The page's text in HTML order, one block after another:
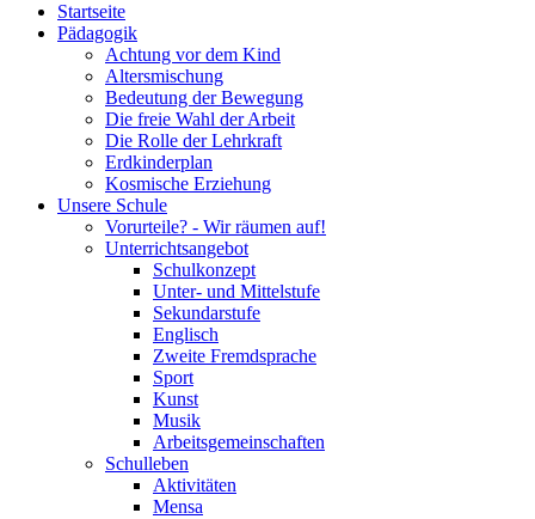
Startseite
Pädagogik
Achtung vor dem Kind
Altersmischung
Bedeutung der Bewegung
Die freie Wahl der Arbeit
Die Rolle der Lehrkraft
Erdkinderplan
Kosmische Erziehung
Unsere Schule
Vorurteile? - Wir räumen auf!
Unterrichtsangebot
Schulkonzept
Unter- und Mittelstufe
Sekundarstufe
Englisch
Zweite Fremdsprache
Sport
Kunst
Musik
Arbeitsgemeinschaften
Schulleben
Aktivitäten
Mensa